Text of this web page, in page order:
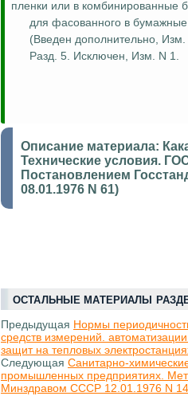
пленки или в комбинированные
для фасованного в
(Введен дополнительно, Изм.
Разд. 5. Исключен, Изм. N 1.
Описание материала:
Технические условия.
Постановлением
08.01.1976 N 61)
ОСТАЛЬНЫЕ МАТЕРИАЛЫ
Предыдущая Нормы
средств измерений.
защит на тепловых
Следующая Санитарно-
промышленных предприятиях.
Минздравом СССР 12.01.1976 N